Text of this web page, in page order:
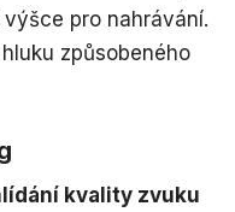
pro nahrávání.
způsobeného
kvality zvuku